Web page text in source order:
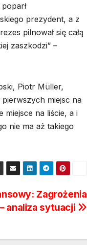
prezydent, a z
pilnował się całą
zaszkodzi” –
Piotr Müller,
miejsc na
miejsce na liście, a i
nie ma aż takiego
Zagrożenia
analiza sytuacji